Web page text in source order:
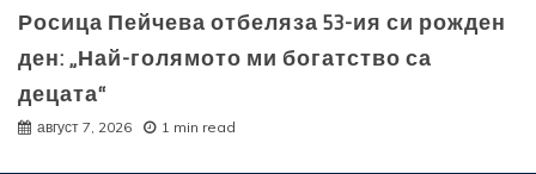
Росица Пейчева отбеляза 53-ия си рожден
ден: „Най-голямото ми богатство са
децата“
август 7, 2026 1 min read